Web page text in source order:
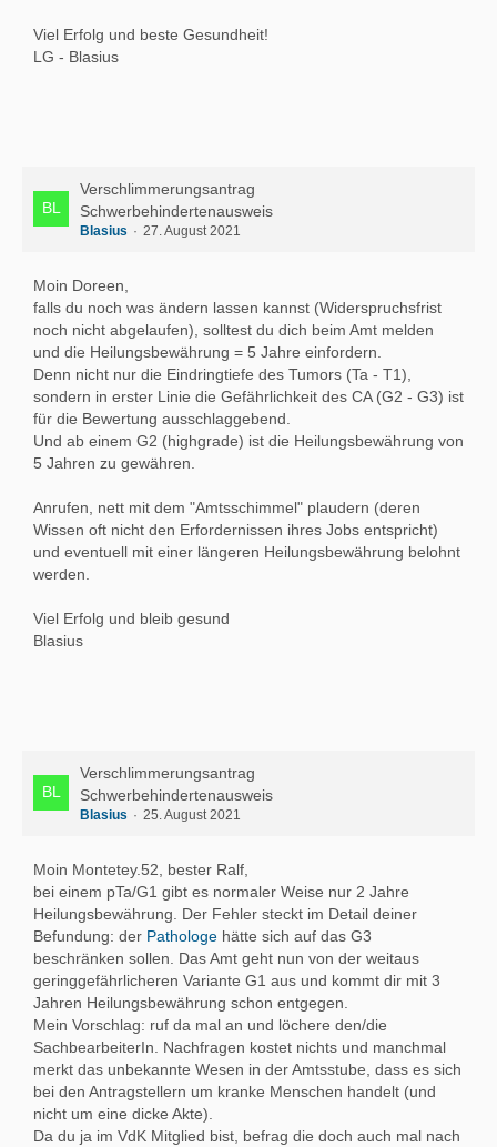
Viel Erfolg und beste Gesundheit!
LG - Blasius
Verschlimmerungsantrag
Schwerbehindertenausweis
Blasius 27. August 2021
Moin Doreen,
falls du noch was ändern lassen kannst (Widerspruchsfrist
noch nicht abgelaufen), solltest du dich beim Amt melden
und die Heilungsbewährung = 5 Jahre einfordern.
Denn nicht nur die Eindringtiefe des Tumors (Ta - T1),
sondern in erster Linie die Gefährlichkeit des CA (G2 - G3) ist
für die Bewertung ausschlaggebend.
Und ab einem G2 (highgrade) ist die Heilungsbewährung von
5 Jahren zu gewähren.
Anrufen, nett mit dem "Amtsschimmel" plaudern (deren
Wissen oft nicht den Erfordernissen ihres Jobs entspricht)
und eventuell mit einer längeren Heilungsbewährung belohnt
werden.
Viel Erfolg und bleib gesund
Blasius
Verschlimmerungsantrag
Schwerbehindertenausweis
Blasius 25. August 2021
Moin Montetey.52, bester Ralf,
bei einem pTa/G1 gibt es normaler Weise nur 2 Jahre
Heilungsbewährung. Der Fehler steckt im Detail deiner
Befundung: der Pathologe hätte sich auf das G3
beschränken sollen. Das Amt geht nun von der weitaus
geringgefährlicheren Variante G1 aus und kommt dir mit 3
Jahren Heilungsbewährung schon entgegen.
Mein Vorschlag: ruf da mal an und löchere den/die
SachbearbeiterIn. Nachfragen kostet nichts und manchmal
merkt das unbekannte Wesen in der Amtsstube, dass es sich
bei den Antragstellern um kranke Menschen handelt (und
nicht um eine dicke Akte).
Da du ja im VdK Mitglied bist, befrag die doch auch mal nach